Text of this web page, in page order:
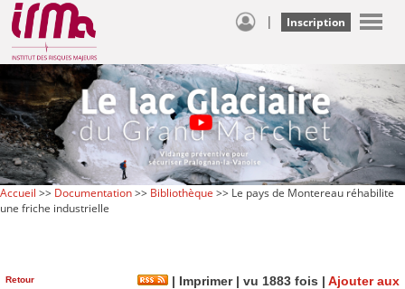
| Inscription
Accueil >> Documentation>> Bibliothèque >> Le pays de Montereau réhabilite
une friche industrielle
Retour | Imprimer| vu 1883 fois | Ajouter aux